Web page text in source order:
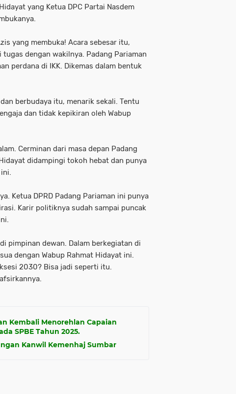
yang Ketua DPC Partai Nasdem
yang membuka! Acara sebesar itu,
dengan wakilnya. Padang Pariaman
perdana di IKK. Dikemas dalam bentuk
berbudaya itu, menarik sekali. Tentu
dan tidak kepikiran oleh Wabup
Cerminan dari masa depan Padang
didampingi tokoh hebat dan punya
Ketua DPRD Padang Pariaman ini punya
Karir politiknya sudah sampai puncak
pimpinan dewan. Dalam berkegiatan di
dengan Wabup Rahmat Hidayat ini.
2030? Bisa jadi seperti itu.
Kembali Menorehlan Capaian
SPBE Tahun 2025.
Kanwil Kemenhaj Sumbar